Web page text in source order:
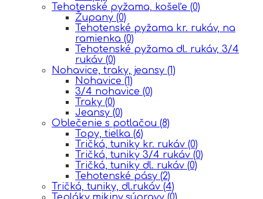
Tehotenské pyžama, košeľe (0)
Župany (0)
Tehotenské pyžama kr. rukáv, na
ramienka (0)
Tehotenské pyžama dl. rukáv, 3/4
rukáv (0)
Nohavice, traky, jeansy (1)
Nohavice (1)
3/4 nohavice (0)
Traky (0)
Jeansy (0)
Oblečenie s potlačou (8)
Topy, tielka (6)
Tričká, tuniky kr. rukáv (0)
Tričká, tuniky 3/4 rukáv (0)
Tričká, tuniky dl. rukáv (0)
Tehotenské pásy (2)
Tričká, tuniky, dl.rukáv (4)